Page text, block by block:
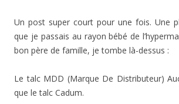
Un post super court pour une fois. Une
que je passais au rayon bébé de
bon père de famille, je tombe là-dessus :
Le talc MDD (Marque De Distributeur)
que le talc Cadum.